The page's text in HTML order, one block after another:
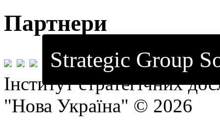
Партнери
Strategic Group
Інститут стратегічних
"Нова Україна" © 2026